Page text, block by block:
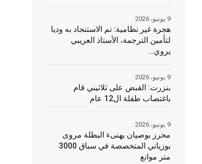
هجرة غير نظامية: تم الاستنجاد به وديا
لتأمين الترجمة، الأستاذ العريبي
يروي…
9 يونيو، 2026
بنزرت: القبض على ثلاثيني قام
باغتصاب طفلة ال12 عام
9 يونيو، 2026
محرز بوصيان يهنىء البطلة مروى
بوزياني المتخصصة في سباق 3000
متر موانع
9 يونيو، 2026